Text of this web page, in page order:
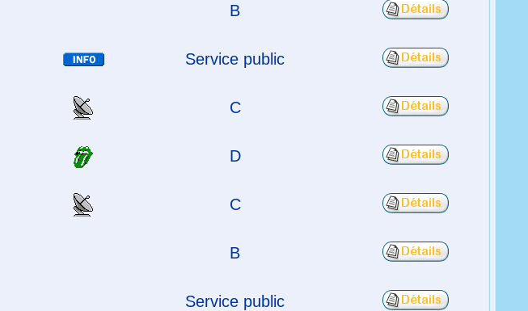
B
Service public
C
D
C
B
Service public